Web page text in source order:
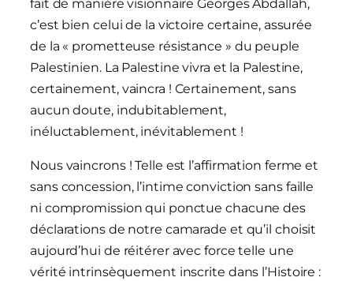
fait de manière visionnaire Georges Abdallah,
c’est bien celui de la victoire certaine, assurée
de la « prometteuse résistance » du peuple
Palestinien. La Palestine vivra et la Palestine,
certainement, vaincra ! Certainement, sans
aucun doute, indubitablement,
inéluctablement, inévitablement !
Nous vaincrons ! Telle est l’affirmation ferme et
sans concession, l’intime conviction sans faille
ni compromission qui ponctue chacune des
déclarations de notre camarade et qu’il choisit
aujourd’hui de réitérer avec force telle une
vérité intrinsèquement inscrite dans l’Histoire :